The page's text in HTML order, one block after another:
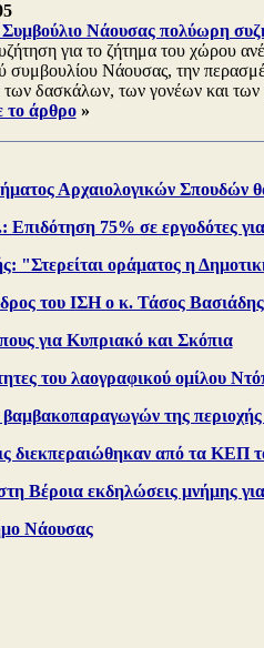
Νάουσας πολύωρη
για το ζήτημα του χώρου
συμβουλίου Νάουσας, την
των δασκάλων, των γονέων και
το άρθρο»
Αρχαιολογικών Σπουδών
75% σε εργοδότες για
"Στερείται οράματος η
του ΙΣΗ ο κ. Τάσος Βασιάδης
για Κυπριακό και Σκόπια
του λαογραφικού ομίλου
της περιοχής
διεκπεραιώθηκαν από τα ΚΕΠ
Βέροια εκδηλώσεις μνήμης
Νάουσας